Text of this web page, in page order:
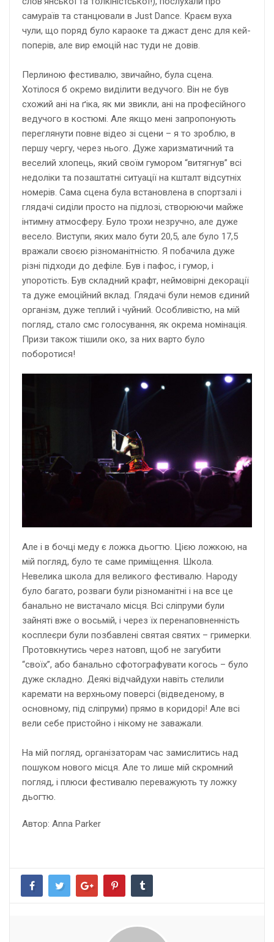
самураїв та станцювали в Just Dance. Краєм вуха
чули, що поряд було караоке та джаст денс для кей-
поперів, але вир емоцій нас туди не довів.
Перлиною фестивалю, звичайно, була сцена.
Хотілося б окремо виділити ведучого. Він не був
схожий ані на ґіка, як ми звикли, ані на професійного
ведучого в костюмі. Але якщо мені запропонують
переглянути повне відео зі сцени – я то зроблю, в
першу чергу, через нього. Дуже харизматичний та
веселий хлопець, який своїм гумором “витягнув” всі
недоліки та позаштатні ситуації на кшталт відсутніх
номерів. Сама сцена була встановлена в спортзалі і
глядачі сиділи просто на підлозі, створюючи майже
інтимну атмосферу. Було трохи незручно, але дуже
весело. Виступи, яких мало бути 20,5, але було 17,5
вражали своєю різноманітністю. Я побачила дуже
різні підходи до дефіле. Був і пафос, і гумор, і
упоротість. Був складний крафт, неймовірні декорації
та дуже емоційний вклад. Глядачі були немов єдиний
організм, дуже теплий і чуйний. Особливістю, на мій
погляд, стало смс голосування, як окрема номінація.
Призи також тішили око, за них варто було
поборотися!
Але і в бочці меду є ложка дьогтю. Цією ложкою, на
мій погляд, було те саме приміщення. Школа.
Невелика школа для великого фестивалю. Народу
було багато, розваги були різноманітні і на все це
банально не вистачало місця. Всі сліпруми були
зайняті вже о восьмій, і через їх перенаповненність
косплеєри були позбавлені святая святих – гримерки.
Протовкнутись через натовп, щоб не загубити
“своїх”, або банально сфотографувати когось – було
дуже складно. Деякі відчайдухи навіть стелили
каремати на верхньому поверсі (відведеному, в
основному, під сліпруми) прямо в коридорі! Але всі
вели себе пристойно і нікому не заважали.
На мій погляд, організаторам час замислитись над
пошуком нового місця. Але то лише мій скромний
погляд, і плюси фестивалю переважують ту ложку
дьогтю.
Автор: Anna Parker